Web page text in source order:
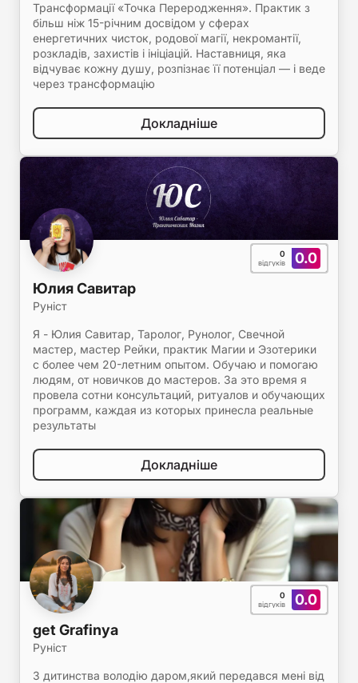
Трансформації «Точка Переродження». Практик з
більш ніж 15-річним досвідом у сферах
енергетичних чисток, родової магії, некромантії,
розкладів, захистів і ініціацій. Наставниця, яка
відчуває кожну душу, розпізнає її потенціал — і веде
через трансформацію
Докладніше
0.0
0
відгуків
Юлия Савитар
Руніст
Я - Юлия Савитар, Таролог, Рунолог, Свечной
мастер, мастер Рейки, практик Магии и Эзотерики
с более чем 20-летним опытом. Обучаю и помогаю
людям, от новичков до мастеров. За это время я
провела сотни консультаций, ритуалов и обучающих
программ, каждая из которых принесла реальные
результаты
Докладніше
0.0
0
відгуків
get Grafinya
Руніст
З дитинства володію даром,який передався мені від